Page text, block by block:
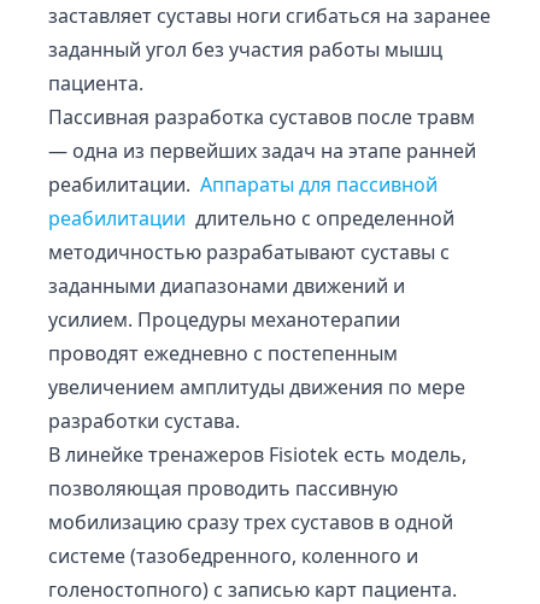
заставляет суставы ноги сгибаться на заранее
заданный угол без участия работы мышц
пациента.
Пассивная разработка суставов после травм
— одна из первейших задач на этапе ранней
реабилитации. Аппараты для пассивной
реабилитации длительно с определенной
методичностью разрабатывают суставы с
заданными диапазонами движений и
усилием. Процедуры механотерапии
проводят ежедневно с постепенным
увеличением амплитуды движения по мере
разработки сустава.
В линейке тренажеров Fisiotek есть модель,
позволяющая проводить пассивную
мобилизацию сразу трех суставов в одной
системе (тазобедренного, коленного и
голеностопного) с записью карт пациента.